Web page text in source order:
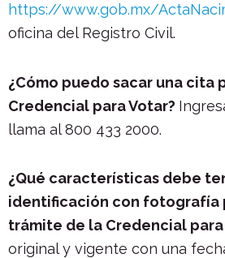
https://www.gob.mx/
oficina del Registro Civil.
¿Cómo puedo sacar una cita
Credencial para Votar?
llama al 800 433 2000.
¿Qué características debe
identificación con fotografía
trámite de la Credencial para
original y vigente con una